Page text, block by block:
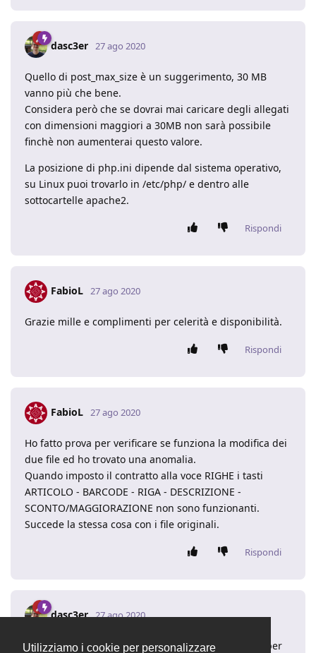
Utilizziamo i cookie per personalizzare
dasc3er 27 ago 2020
Quello di post_max_size è un suggerimento, 30 MB
vanno più che bene.
Considera però che se dovrai mai caricare degli allegati
con dimensioni maggiori a 30MB non sarà possibile
finchè non aumenterai questo valore.
La posizione di php.ini dipende dal sistema operativo,
su Linux puoi trovarlo in /etc/php/ e dentro alle
sottocartelle apache2.
Rispondi
FabioL 27 ago 2020
Grazie mille e complimenti per celerità e disponibilità.
Rispondi
FabioL 27 ago 2020
Ho fatto prova per verificare se funziona la modifica dei
due file ed ho trovato una anomalia.
Quando imposto il contratto alla voce RIGHE i tasti
ARTICOLO - BARCODE - RIGA - DESCRIZIONE -
SCONTO/MAGGIORAZIONE non sono funzionanti.
Succede la stessa cosa con i file originali.
Rispondi
dasc3er 27 ago 2020
In effetti è un problema noto delle nuove versioni, per